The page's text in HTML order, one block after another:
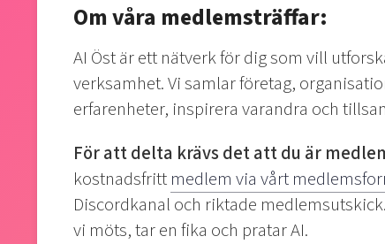
Om våra medlemsträffar:
AI Öst är ett nätverk för dig som vill
verksamhet. Vi samlar företag,
erfarenheter, inspirera varandra och
För att delta krävs det att du är
kostnadsfritt medlem via vårt
Discordkanal och riktade
vi möts, tar en fika och pratar AI.